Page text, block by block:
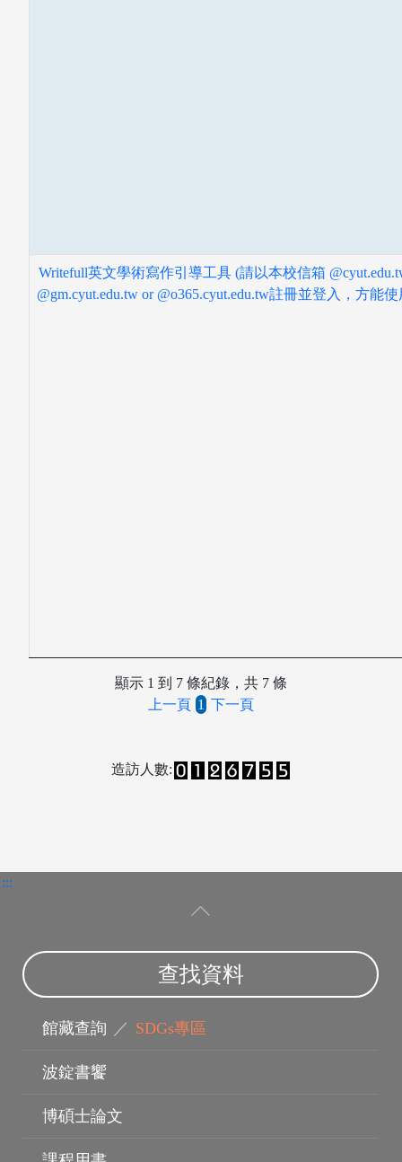
Writefull英文學術寫作引導工具 (請以本校信箱
@gm.cyut.edu.tw or @o365.cyut.edu.tw註冊並登入，方能使
顯示 1 到 7 條紀錄，共 7 條
上一頁 1 下一頁
造訪人數:
:::
查找資料
館藏查詢 ／ SDGs專區
波錠書饗
博碩士論文